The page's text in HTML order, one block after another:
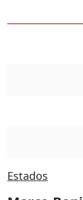
Estados